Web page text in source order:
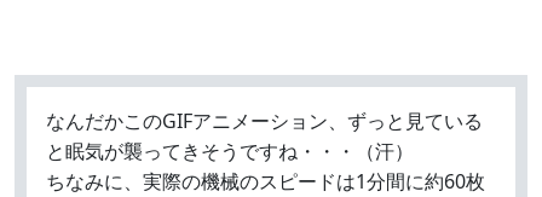
なんだかこのGIFアニメーション、ずっと見ている
と眠気が襲ってきそうですね・・・（汗）
ちなみに、実際の機械のスピードは1分間に約60枚